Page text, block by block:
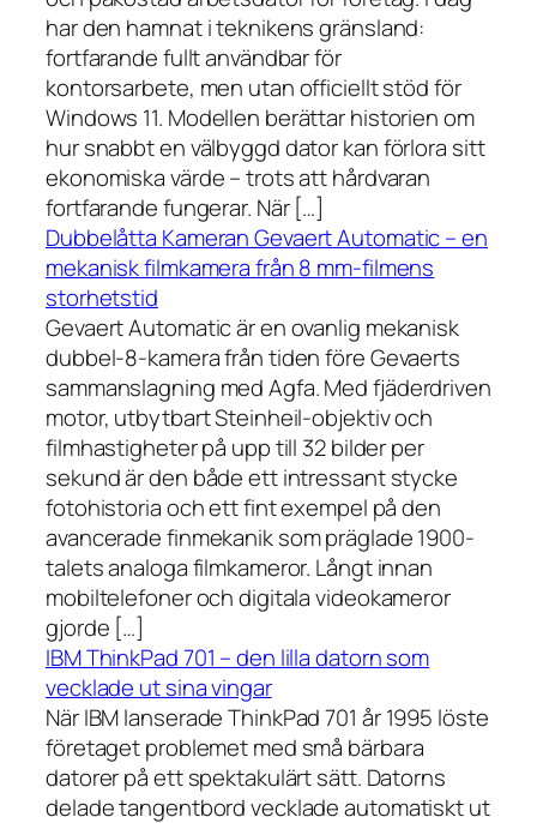
har den hamnat i teknikens gränsland:
fortfarande fullt användbar för
kontorsarbete, men utan officiellt stöd för
Windows 11. Modellen berättar historien om
hur snabbt en välbyggd dator kan förlora sitt
ekonomiska värde – trots att hårdvaran
fortfarande fungerar. När […]
Dubbelåtta Kameran Gevaert Automatic – en
mekanisk filmkamera från 8 mm-filmens
storhetstid
Gevaert Automatic är en ovanlig mekanisk
dubbel-8-kamera från tiden före Gevaerts
sammanslagning med Agfa. Med fjäderdriven
motor, utbytbart Steinheil-objektiv och
filmhastigheter på upp till 32 bilder per
sekund är den både ett intressant stycke
fotohistoria och ett fint exempel på den
avancerade finmekanik som präglade 1900-
talets analoga filmkameror. Långt innan
mobiltelefoner och digitala videokameror
gjorde […]
IBM ThinkPad 701 – den lilla datorn som
vecklade ut sina vingar
När IBM lanserade ThinkPad 701 år 1995 löste
företaget problemet med små bärbara
datorer på ett spektakulärt sätt. Datorns
delade tangentbord vecklade automatiskt ut